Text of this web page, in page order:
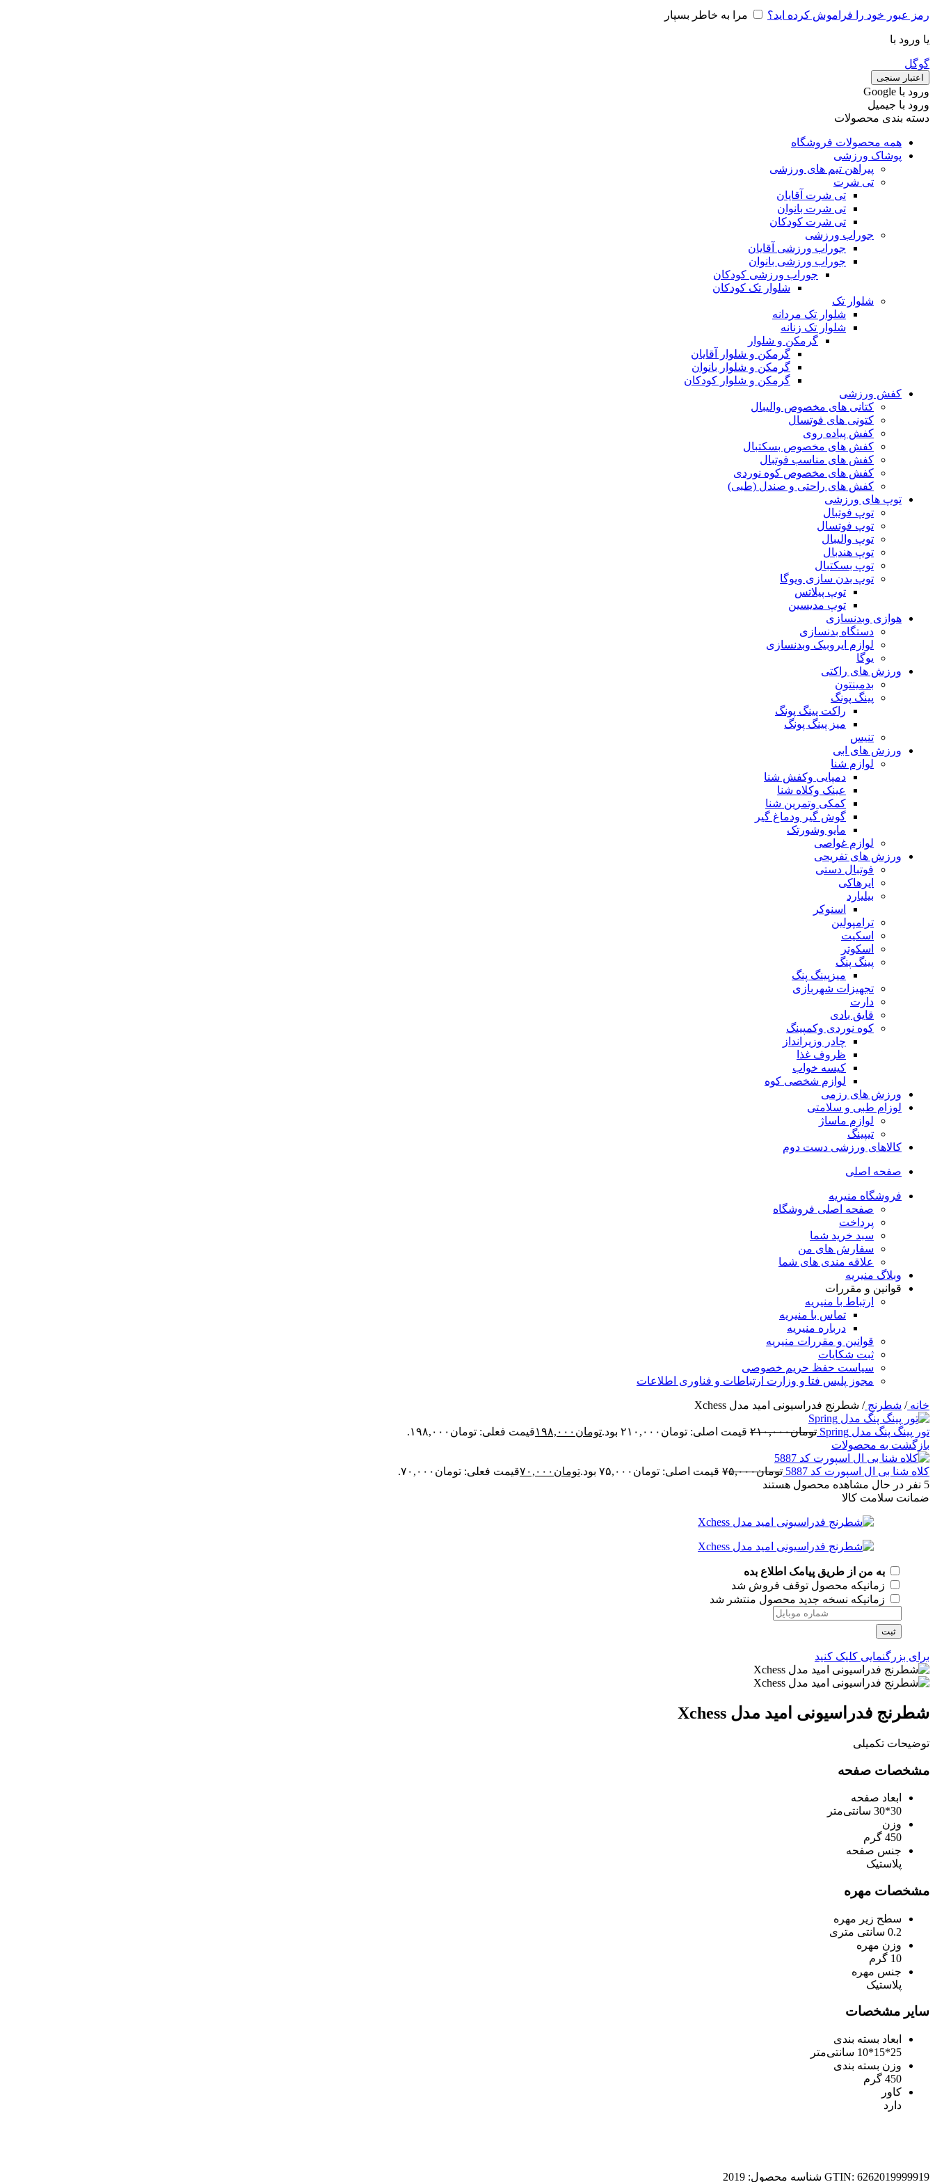
رمز عبور خود را فراموش کرده اید؟ مرا به خاطر بسپار
یا ورود با
گوگل
اعتبار سنجی
ورود با ‫Google
ورود با جیمیل
دسته بندی محصولات
همه محصولات فروشگاه
پوشاک ورزشی
پیراهن تیم های ورزشی
تی شرت
تی شرت آقایان
تی شرت بانوان
تی شرت کودکان
جوراب ورزشی
جوراب ورزشی آقایان
جوراب ورزشی بانوان
جوراب ورزشی کودکان
شلوار تک کودکان
شلوار تک
شلوار تک مردانه
شلوار تک زنانه
گرمکن و شلوار
گرمکن و شلوار آقایان
گرمکن و شلوار بانوان
گرمکن و شلوار کودکان
کفش ورزشی
کتانی های مخصوص والیبال
کتونی های فوتسال
کفش پیاده روی
کفش های مخصوص بسکتبال
کفش های مناسب فوتبال
کفش های مخصوص کوه نوردی
کفش های راحتی و صندل (طبی)
توپ های ورزشی
توپ فوتبال
توپ فوتسال
توپ والیبال
توپ هندبال
توپ بسکتبال
توپ بدن سازی ویوگا
توپ پیلاتس
توپ مدیسین
هوازی وبدنسازی
دستگاه بدنسازی
لوازم ایروبیک وبدنسازی
یوگا
ورزش های راکتی
بدمینتون
پینگ پونگ
راکت پینگ پونگ
میز پینگ پونگ
تنیس
ورزش های ابی
لوازم شنا
دمپایی وکفش شنا
عینک وکلاه شنا
کمکی وتمرین شنا
گوش گیر ودماغ گیر
مایو وشورتک
لوازم غواصی
ورزش های تفریحی
فوتبال دستی
ایرهاکی
بیلیارد
اسنوکر
ترامپولین
اسکیت
اسکوتر
پینگ پنگ
میزپینگ پنگ
تجهیزات شهربازی
دارت
قایق بادی
کوه نوردی وکمپینگ
چادر وزیرانداز
ظروف غذا
کیسه خواب
لوازم شخصی کوه
ورزش های رزمی
لوزام طبی و سلامتی
لوازم ماساژ
تیپینگ
کالاهای ورزشی دست دوم
صفحه اصلی
فروشگاه منیریه
صفحه اصلی فروشگاه
پرداخت
سبد خرید شما
سفارش های من
علاقه مندی های شما
وبلاگ منیریه
قوانین و مقررات
ارتباط با منیریه
تماس با منیریه
درباره منیریه
قوانین و مقررات منیریه
ثبت شکایات
سیاست حفظ حریم خصوصی
مجوز پلیس فتا و وزارت ارتباطات و فناوری اطلاعات
خانه/ شطرنج/ شطرنج فدراسیونی امید مدل Xchess
تور پینگ پنگ مدل Spring تومان۲۱۰,۰۰۰ قیمت اصلی: تومان۲۱۰,۰۰۰ بود. تومان ۱۹۸,۰۰۰قیمت فعلی: تومان۱۹۸,۰۰۰.
بازگشت به محصولات
کلاه شنا بی ال اسپورت کد 5887 تومان۷۵,۰۰۰ قیمت اصلی: تومان۷۵,۰۰۰ بود. تومان ۷۰,۰۰۰قیمت فعلی: تومان۷۰,۰۰۰.
5 نفر در حال مشاهده محصول هستند
ضمانت سلامت کالا
به من از طریق پیامک اطلاع بده
زمانیکه محصول توقف فروش شد
زمانیکه نسخه جدید محصول منتشر شد
ثبت
برای بزرگنمایی کلیک کنید
شطرنج فدراسیونی امید مدل Xchess
توضیحات تکمیلی
مشخصات صفحه
ابعاد صفحه
30*30 سانتی‌متر
وزن
450 گرم
جنس صفحه
پلاستیک
مشخصات مهره
سطح زیر مهره
0.2 سانتی متری
وزن مهره
10 گرم
جنس مهره
پلاستیک
سایر مشخصات
ابعاد بسته بندی
25*15*10 سانتی‌متر
وزن بسته بندی
450 گرم
کاور
دارد
GTIN: 6262019999919 شناسه محصول: 2019